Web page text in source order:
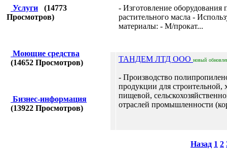
Услуги (14773
Просмотров)
Моющие средства
(14652 Просмотров)
Бизнес-информация
(13922 Просмотров)
- Изготовление оборудования
растительного масла -
материалы: - М/прокат...
ТАНДЕМ ЛТД ООО новый
- Производство
продукции для строительной,
пищевой,
отраслей промышленности
Назад 1 2